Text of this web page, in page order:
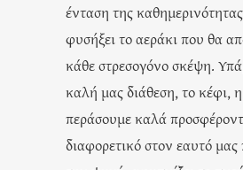
ένταση της
φυσήξει το αεράκι που θα
κάθε στρεσογόνο σκέψη.
καλή μας διάθεση, το κέφι,
περάσουμε καλά
διαφορετικό στον εαυτό μας